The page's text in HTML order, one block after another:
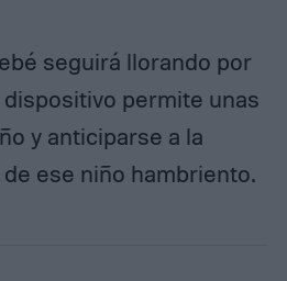
seguirá llorando por
permite unas
y anticiparse a la
ese niño hambriento.